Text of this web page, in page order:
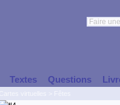
Textes Questions